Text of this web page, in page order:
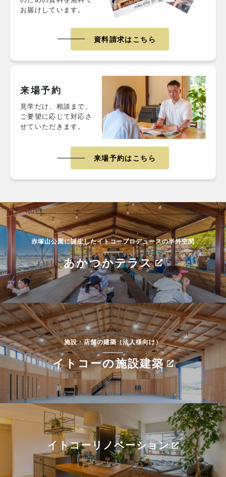
お届けしています。
資料請求はこちら
来場予約
見学だけ、相談まで、
ご要望に応じて対応さ
せていただきます。
来場予約はこちら
赤塚山公園に誕生したイトコープロデュースの半外空間
あかつかテラス
施設・店舗の建築（法人様向け）
イトコーの施設建築
イトコーリノベーション